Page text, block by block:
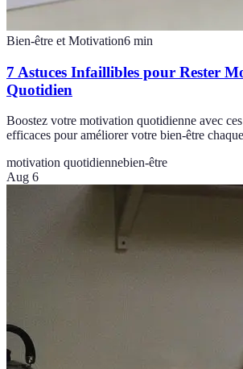
Bien-être et Motivation6 min
7 Astuces Infaillibles pour Rester
Quotidien
Boostez votre motivation quotidienne avec
efficaces pour améliorer votre bien-être
motivation quotidiennebien-être
Aug 6